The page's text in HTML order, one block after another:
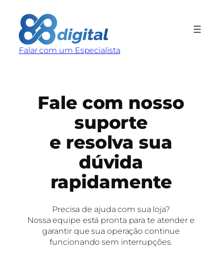
conteúdo
Falar com um Especialista
Fale com nosso
suporte
e resolva sua
dúvida
rapidamente
Precisa de ajuda com sua loja?
Nossa equipe está pronta para te atender e
garantir que sua operação continue
funcionando sem interrupções.